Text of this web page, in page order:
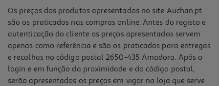
Os preços dos produtos apresentados no site Auchan.pt
são os praticados nas compras online. Antes do registo e
autenticação do cliente os preços apresentados servem
apenas como referência e são os praticados para entregas
e recolhas no código postal 2650-435 Amadora. Após o
login e em função da proximidade e do código postal,
serão apresentados os preços em vigor na loja que serve